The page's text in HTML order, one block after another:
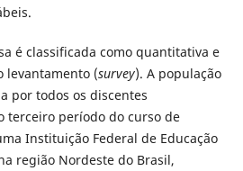
é classificada como quantitativa e
levantamento (survey). A população
por todos os discentes
terceiro período do curso de
Instituição Federal de Educação
região Nordeste do Brasil,